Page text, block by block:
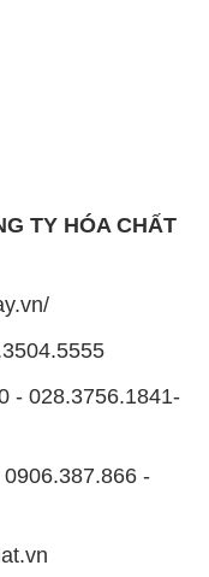
TY HÓA CHẤT
- 028.3756.1841-
-